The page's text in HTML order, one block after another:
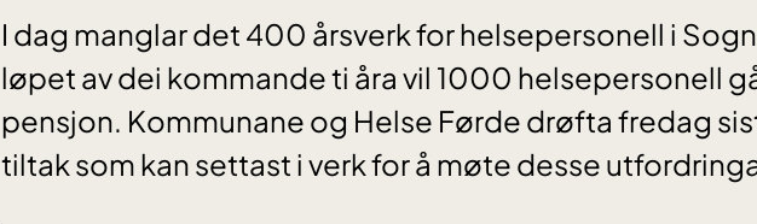
I dag manglar det 400 årsverk for helsepersonell i
løpet av dei kommande ti åra vil 1000 helsepersonell
pensjon. Kommunane og Helse Førde drøfta fredag
tiltak som kan settast i verk for å møte desse